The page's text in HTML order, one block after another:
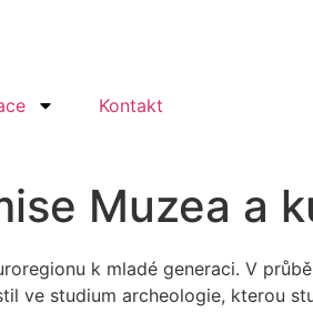
Kontakt
Muzea a
k mladé generaci. V
ve studium archeologie, kterou